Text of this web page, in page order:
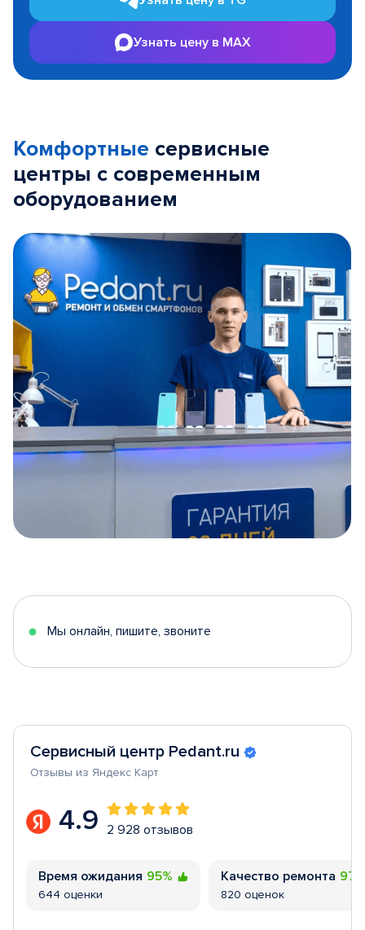
Узнать цену в MAX
Комфортные сервисные
центры с современным
оборудованием
5
Мы онлайн, пишите, звоните
Сервисный центр Pedant.ru
Отзывы из Яндекс Карт
4.9 2 928 отзывов
Время ожидания 95%
644 оценки
Качество ремонта
820 оценок